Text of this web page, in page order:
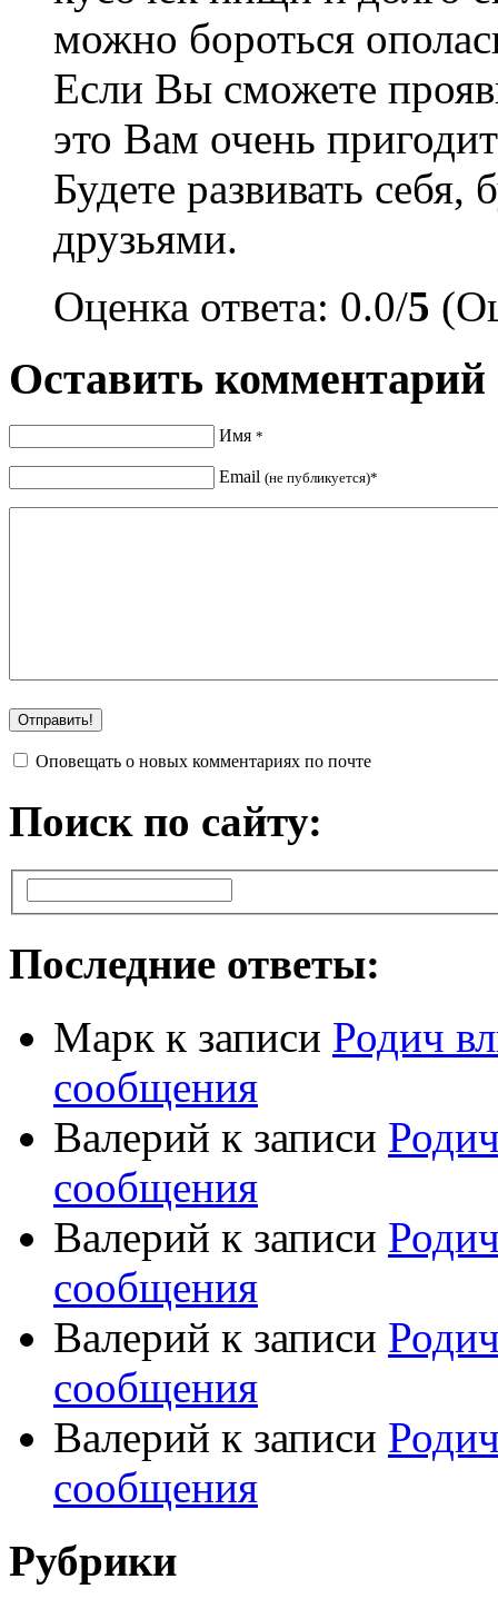
можно бороться
Если Вы сможете
это Вам очень
Будете развивать себя,
друзьями.
Оценка ответа: 0.0/5
Оставить комментарий
Имя *
Email (не публикуется)*
Оповещать о новых комментариях по почте
Поиск по сайту:
Последние ответы:
Марк к записи Родич
сообщения
Валерий к записи
сообщения
Валерий к записи
сообщения
Валерий к записи
сообщения
Валерий к записи
сообщения
Рубрики